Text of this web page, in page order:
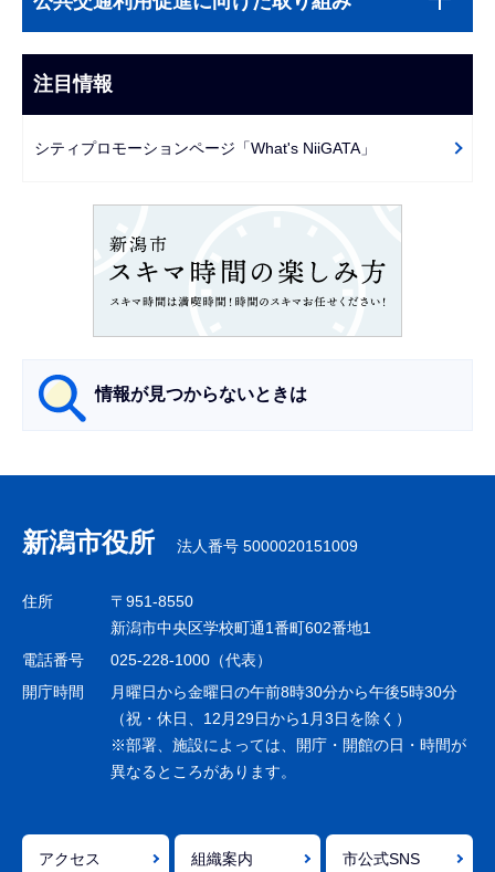
こ
ま
で
ビ
ー
注目情報
シティプロモーションページ「What's NiiGATA」
情報が見つからないときは
ナ
ビ
ゲ
シ
ョ
で
新潟市役所 法人番号 5000020151009
住所
〒951-8550
新潟市中央区学校町通1番町602番地1
電話番号
025-228-1000（代表）
開庁時間
月曜日から金曜日の午前8時30分から午後5時30分
（祝・休日、12月29日から1月3日を除く）
※部署、施設によっては、開庁・開館の日・時間が
異なるところがあります。
アクセス 組織案内 市公式SNS